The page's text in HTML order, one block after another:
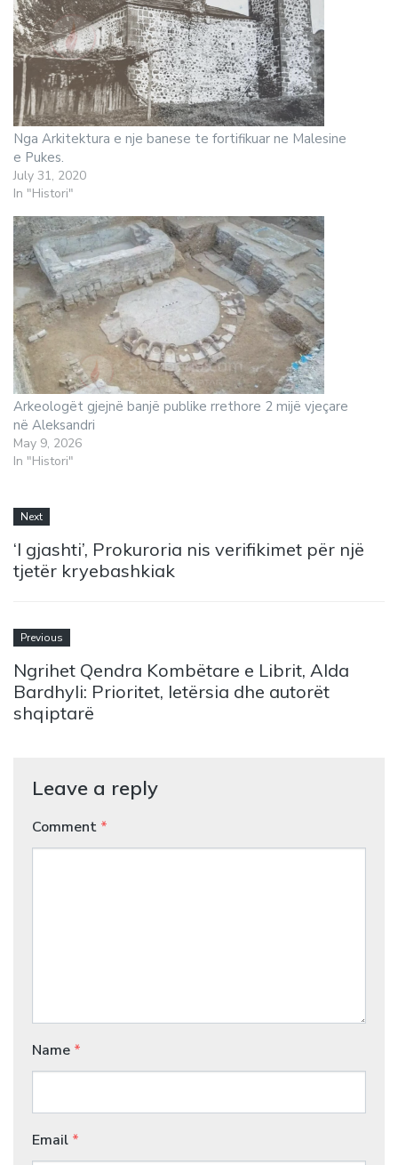
Nga Arkitektura e nje banese te fortifikuar ne Malesine
e Pukes.
July 31, 2020
In "Histori"
Arkeologët gjejnë banjë publike rrethore 2 mijë vjeçare
në Aleksandri
May 9, 2026
In "Histori"
Next
‘I gjashti’, Prokuroria nis verifikimet për një
tjetër kryebashkiak
Previous
Ngrihet Qendra Kombëtare e Librit, Alda
Bardhyli: Prioritet, letërsia dhe autorët
shqiptarë
Leave a reply
Comment *
Name *
Email *